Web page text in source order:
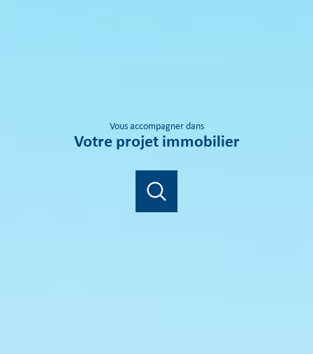
vous accompagner dans
votre projet immobilier